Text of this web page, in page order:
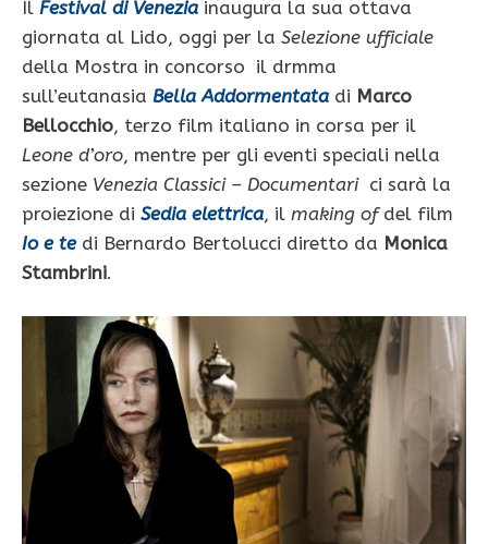
Il Festival di Venezia inaugura la sua ottava
giornata al Lido, oggi per la Selezione ufficiale
della Mostra in concorso il drmma
sull’eutanasia Bella Addormentata di Marco
Bellocchio, terzo film italiano in corsa per il
Leone d’oro, mentre per gli eventi speciali nella
sezione Venezia Classici – Documentarici sarà la
proiezione di Sedia elettrica, il making ofdel film
Io e tedi Bernardo Bertolucci diretto da Monica
Stambrini.